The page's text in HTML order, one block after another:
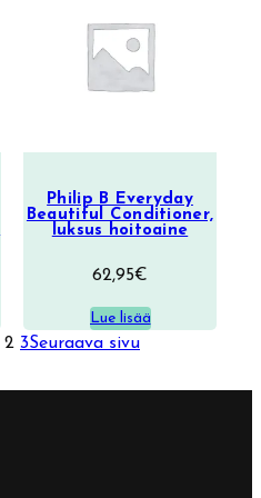
Philip B Everyday
Beautiful Conditioner,
luksus hoitoaine
62,95€
Lue lisää
2 3Seuraava sivu